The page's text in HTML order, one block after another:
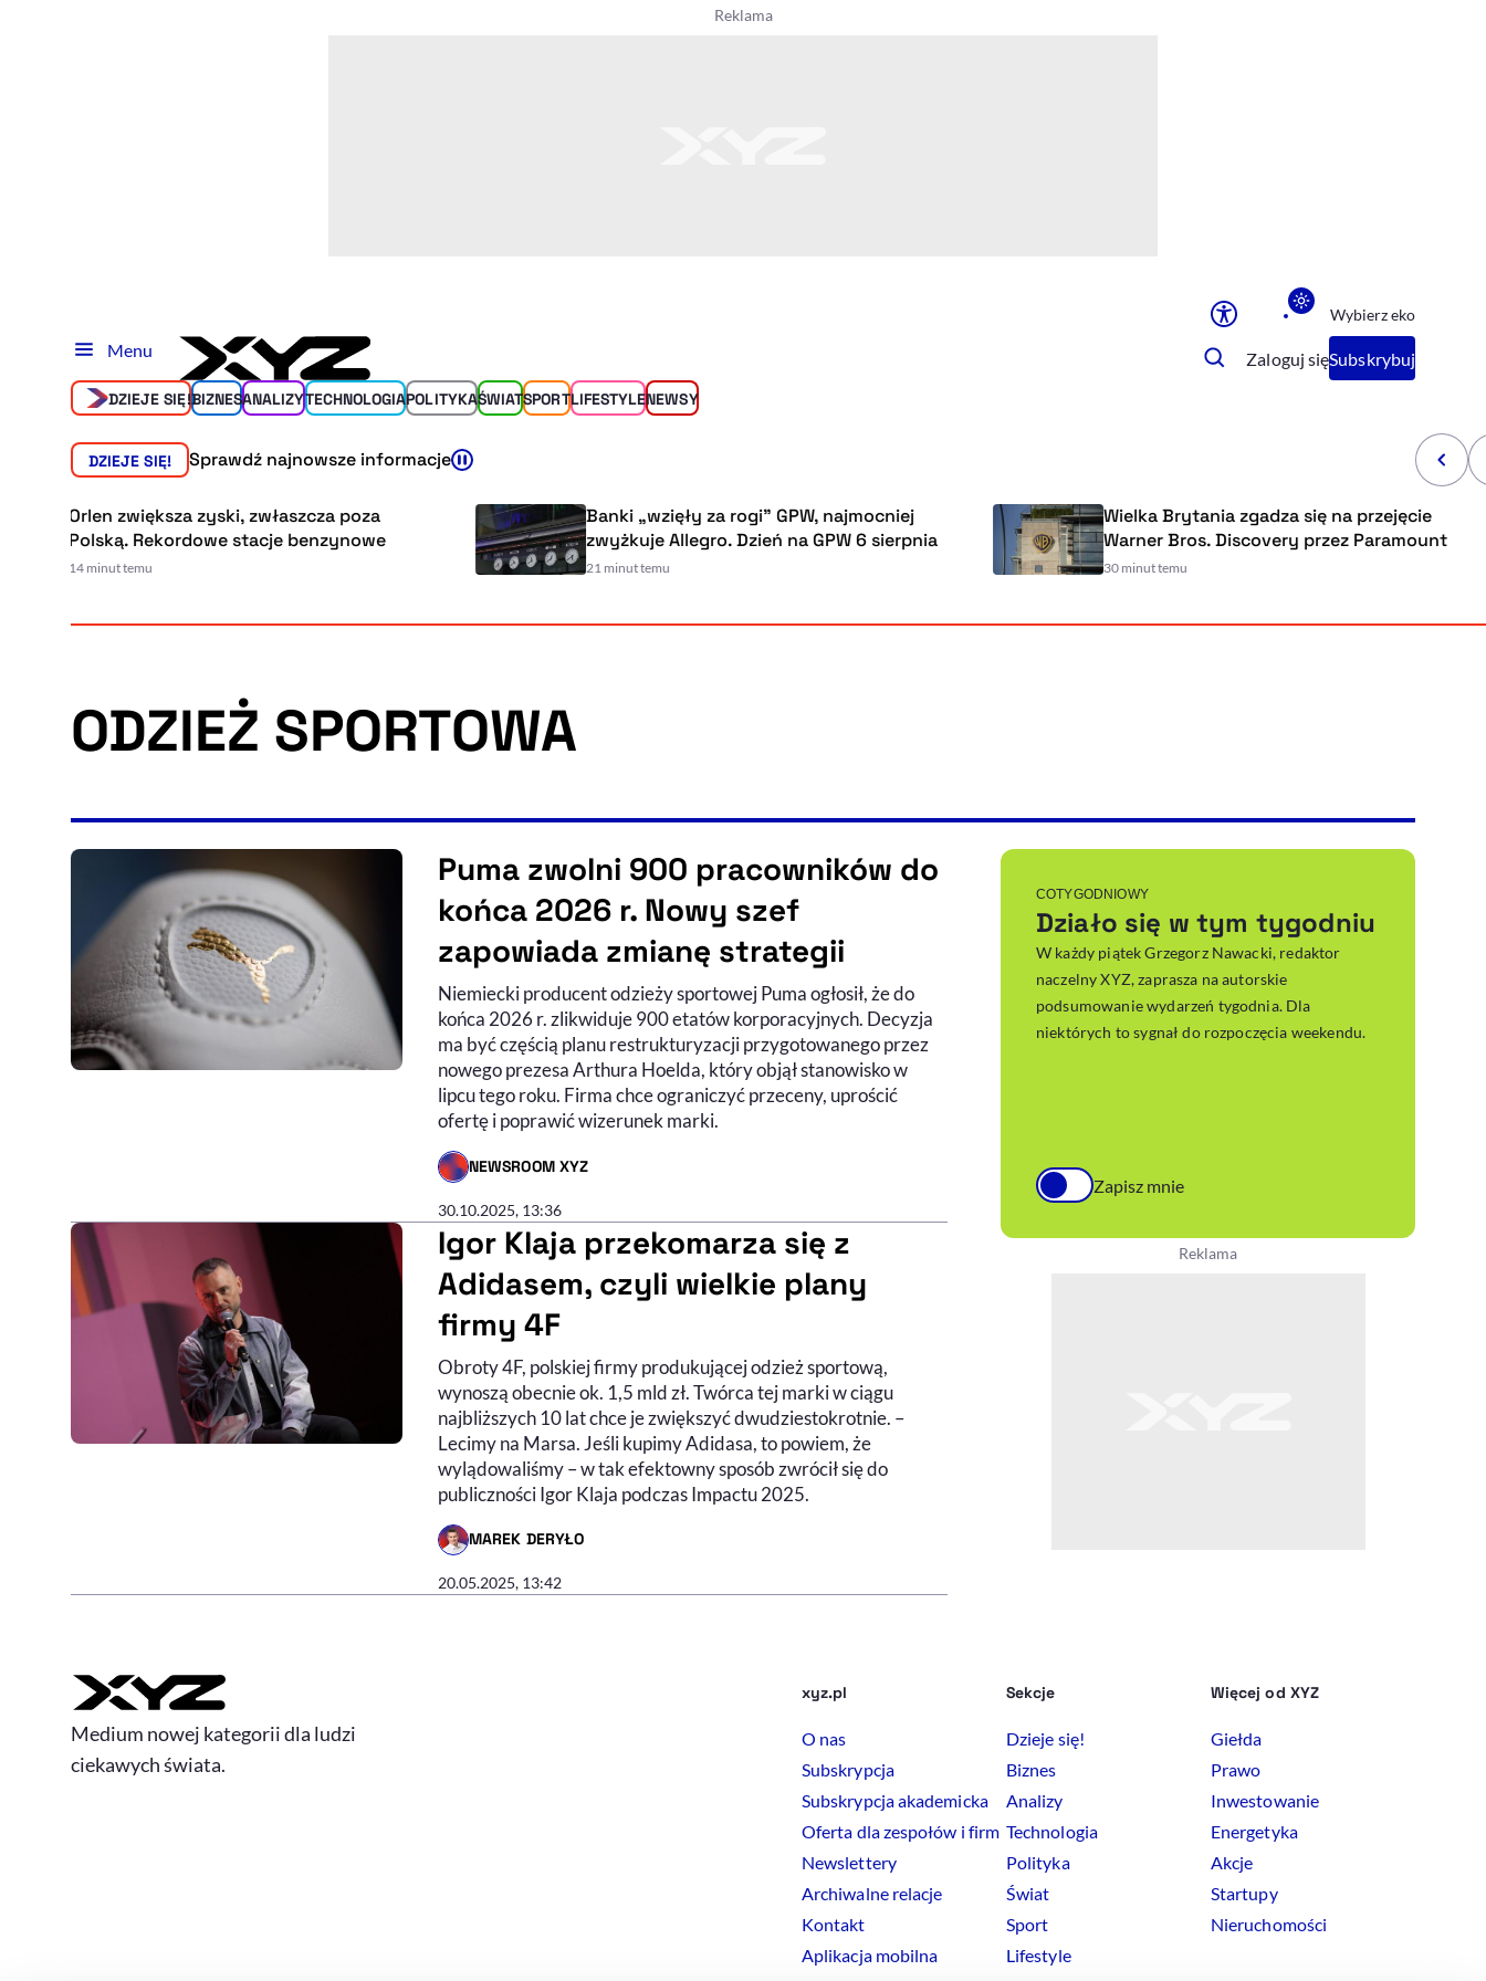
Sprawdź, jak i dlaczego zwiększamy dostępność, otwiera się w nowym
Deklaracja dostępności
, otwiera się w
Wybierz eko
Menu Zaloguj sięSubskrybuj
DZIEJE SIĘ!BIZNESANALIZYTECHNOLOGIAPOLITYKAŚWIATSPORTLIFESTYLENEWSY
DZIEJE SIĘ! Sprawdź najnowsze informacje
Orlen zwiększa zyski, zwłaszcza poza
Polską. Rekordowe stacje benzynowe
14 minut temu
Banki „wzięły za rogi" GPW, najmocniej
zwyżkuje Allegro. Dzień na GPW 6 sierpnia
21 minut temu
Wielka Brytania zgadza się na przejęcie
Warner Bros. Discovery przez Paramount
30 minut temu
ODZIEŻ SPORTOWA
Puma zwolni 900 pracowników do
końca 2026 r. Nowy szef
zapowiada zmianę strategii
Niemiecki producent odzieży sportowej Puma ogłosił, że do
końca 2026 r. zlikwiduje 900 etatów korporacyjnych. Decyzja
ma być częścią planu restrukturyzacji przygotowanego przez
nowego prezesa Arthura Hoelda, który objął stanowisko w
lipcu tego roku. Firma chce ograniczyć przeceny, uprościć
ofertę i poprawić wizerunek marki.
NEWSROOM XYZ
- AUTOR ARTYKUŁU - PROFIL
30.10.2025, 13:36
Igor Klaja przekomarza się z
Adidasem, czyli wielkie plany
firmy 4F
Obroty 4F, polskiej firmy produkującej odzież sportową,
wynoszą obecnie ok. 1,5 mld zł. Twórca tej marki w ciągu
najbliższych 10 lat chce je zwiększyć dwudziestokrotnie. –
Lecimy na Marsa. Jeśli kupimy Adidasa, to powiem, że
wylądowaliśmy – w tak efektowny sposób zwrócił się do
publiczności Igor Klaja podczas Impactu 2025.
MAREK DERYŁO
- AUTOR ARTYKUŁU - PROFIL
20.05.2025, 13:42
Medium nowej kategorii dla ludzi
ciekawych świata.
xyz.pl
O nas
Subskrypcja
Subskrypcja akademicka
Oferta dla zespołów i firm
Newslettery
Archiwalne relacje
Kontakt
Aplikacja mobilna
Sekcje
Dzieje się!
Biznes
Analizy
Technologia
Polityka
Świat
Sport
Lifestyle
Więcej od XYZ
Giełda
Prawo
Inwestowanie
Energetyka
Akcje
Startupy
Nieruchomości